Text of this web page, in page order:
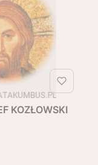
KOZŁOWSKI